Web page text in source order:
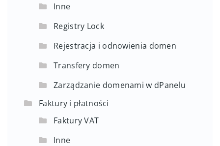
Inne
Registry Lock
Rejestracja i odnowienia domen
Transfery domen
Zarządzanie domenami w dPanelu
Faktury i płatności
Faktury VAT
Inne